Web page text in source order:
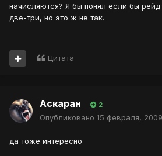
начисляются? Я бы понял если бы
две-три, но это ж не так.
Цитата
Аскаран 2
Опубликовано 15 февраля, 2009
да тоже интересно